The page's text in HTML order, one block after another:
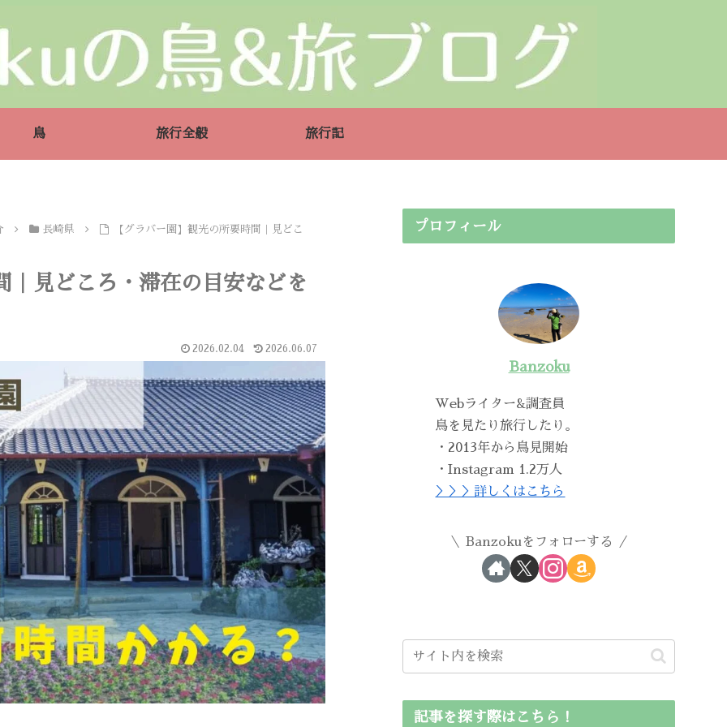
鳥 旅行全般 旅行記
長崎県 【グラバー園】観光の所要時間｜見どこ
｜見どころ・滞在の目安などを
2026.02.04 2026.06.07
プロフィール
Banzoku
Webライター&調査員
鳥を見たり旅行したり。
・2013年から鳥見開始
・Instagram 1.2万人
＞＞＞詳しくはこちら
Banzokuをフォローする
記事を探す際はこちら！